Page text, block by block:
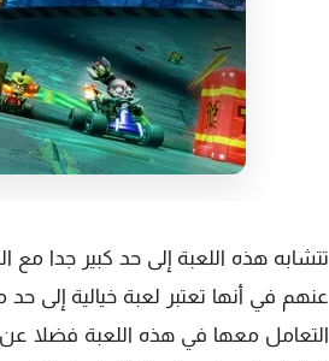
تتشابه هذه اللعبة إلى حد كبير جدا
عنهم في أنها تعتبر لعبة خيالية إلى
التعامل معها في هذه اللعبة فضلا عن